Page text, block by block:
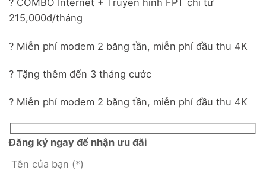
? COMBO Internet + Truyền hình FPT chỉ từ
215,000đ/tháng
? Miễn phí modem 2 băng tần, miễn phí đầu thu 4K
? Tặng thêm đến 3 tháng cước
? Miễn phí modem 2 băng tần, miễn phí đầu thu 4K
Đăng ký ngay để nhận ưu đãi